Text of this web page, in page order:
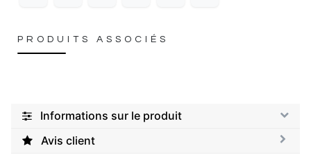
PRODUITS ASSOCIÉS
Informations sur le produit
Avis client